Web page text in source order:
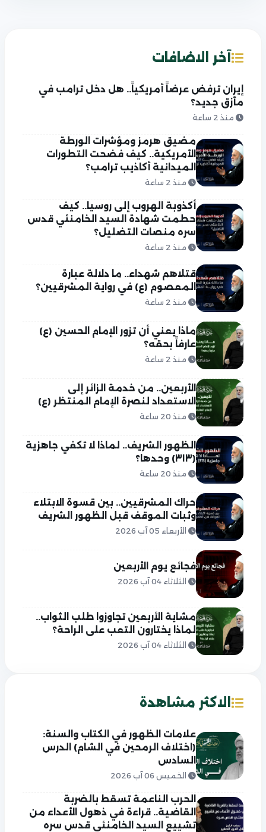
آخر الاضافات
إيران ترفض عرضاً أمريكياً.. هل دخل ترامب في
مأزق جديد؟
منذ 2 ساعة
مضيق هرمز ومؤشرات الورطة
الأمريكية.. كيف فضحت التطورات
الميدانية أكاذيب ترامب؟
منذ 2 ساعة
أكذوبة الهروب إلى روسيا.. كيف
حطمت شهادة السيد الخامنئي قدس
سره منصات التضليل؟
منذ 2 ساعة
قتلاهم شهداء.. ما دلالة عبارة
المعصوم (ع) في رواية المشرقيين؟
منذ 2 ساعة
ماذا يعني أن تزور الإمام الحسين (ع)
عارفاً بحقه؟
منذ 2 ساعة
الأربعين.. من خدمة الزائر إلى
الاستعداد لنصرة الإمام المنتظر (ع)
منذ 20 ساعة
الظهور الشريف.. لماذا لا تكفي جاهزية
(٣١٣) وحدها؟
منذ 20 ساعة
حراك المشرقيين.. بين قسوة الابتلاء
وثبات الموقف قبل الظهور الشريف
الأربعاء 05 آب 2026
فجائع يوم الأربعين
الثلاثاء 04 آب 2026
مشاية الأربعين تجاوزوا طلب الثواب..
لماذا يختارون التعب على الراحة؟
الثلاثاء 04 آب 2026
الاكثر مشاهدة
علامات الظهور في الكتاب والسنة:
(اختلاف الرمحين في الشام) الدرس
السادس
الخميس 06 آب 2026
الحرب الناعمة تسقط بالضربة
القاضية.. قراءة في ذهول الأعداء من
تشييع السيد الخامنئي قدس سره